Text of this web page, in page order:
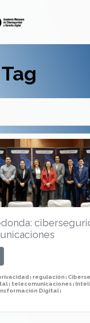
| regulación |
| telecomunicaciones |
Digital |